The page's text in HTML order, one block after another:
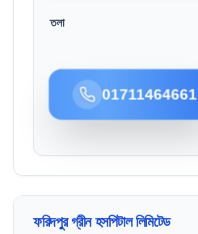
তলা
01711464661
ফরিদপুর গ্রীন হসপিটাল লিমিটেড